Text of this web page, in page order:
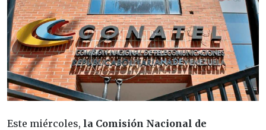
Este miércoles, la Comisión Nacional de